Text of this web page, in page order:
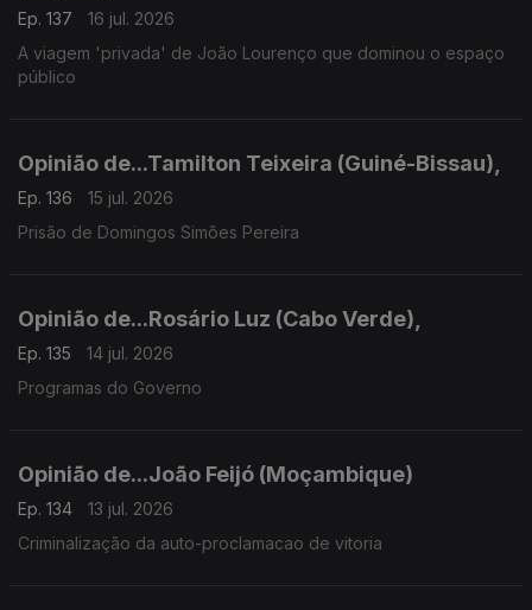
Ep. 137
16 jul. 2026
A viagem 'privada' de João Lourenço que dominou o espaço
público
Opinião de...Tamilton Teixeira (Guiné-Bissau),
Ep. 136
15 jul. 2026
Prisão de Domingos Simões Pereira
Opinião de...Rosário Luz (Cabo Verde),
Ep. 135
14 jul. 2026
Programas do Governo
Opinião de...João Feijó (Moçambique)
Ep. 134
13 jul. 2026
Criminalização da auto-proclamacao de vitoria